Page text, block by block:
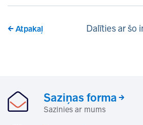
Atpakaļ Dalīties ar šo
Saziņas forma
Sazinies ar mums